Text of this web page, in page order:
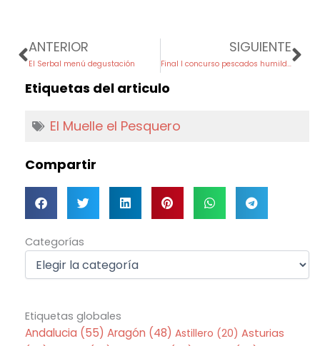
Prev
ANTERIOR
El Serbal menú degustación
SIGUIENTE
Final I concurso pescados humildes
Etiquetas del articulo
El Muelle el Pesquero
Compartir
Categorías
Categorías
Etiquetas globales
Andalucia (55) Aragón (48) Astillero (20) Asturias